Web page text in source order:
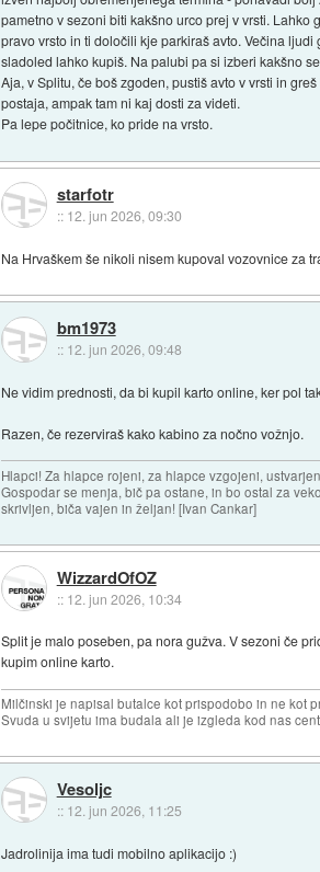
pametno v sezoni biti kakšno urco prej v vrsti.
pravo vrsto in ti določili kje parkiraš avto. Večina
sladoled lahko kupiš. Na palubi pa si izberi kakšno
Aja, v Splitu, če boš zgoden, pustiš avto v vrsti in
postaja, ampak tam ni kaj dosti za videti.
Pa lepe počitnice, ko pride na vrsto.
starfotr
:: 12. jun 2026, 09:30
Na Hrvaškem še nikoli nisem kupoval vozovnice za
bm1973
:: 12. jun 2026, 09:48
Ne vidim prednosti, da bi kupil karto online, ker pol
Razen, če rezerviraš kako kabino za nočno vožnjo.
Hlapci! Za hlapce rojeni, za hlapce vzgojeni,
Gospodar se menja, bič pa ostane, in bo ostal za
skrivljen, biča vajen in željan! [Ivan Cankar]
WizzardOfOZ
:: 12. jun 2026, 10:34
Split je malo poseben, pa nora gužva. V sezoni če
kupim online karto.
Milčinski je napisal butalce kot prispodobo in ne kot
Svuda u svijetu ima budala ali je izgleda kod nas
Vesoljc
:: 12. jun 2026, 11:25
Jadrolinija ima tudi mobilno aplikacijo :)